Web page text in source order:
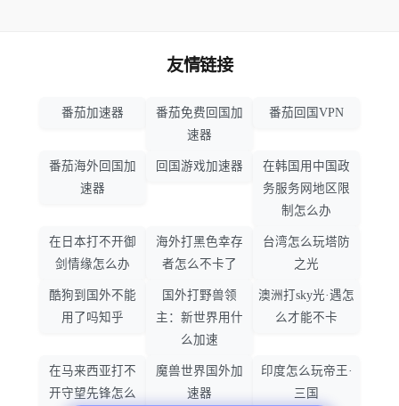
友情链接
番茄加速器
番茄免费回国加
速器
番茄回国VPN
番茄海外回国加
速器
回国游戏加速器
在韩国用中国政
务服务网地区限
制怎么办
在日本打不开御
剑情缘怎么办
海外打黑色幸存
者怎么不卡了
台湾怎么玩塔防
之光
酷狗到国外不能
用了吗知乎
国外打野兽领
主：新世界用什
么加速
澳洲打sky光·遇怎
么才能不卡
在马来西亚打不
开守望先锋怎么
魔兽世界国外加
速器
印度怎么玩帝王·
三国